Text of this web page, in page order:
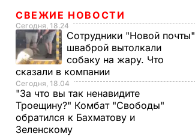
СВЕЖИЕ НОВОСТИ
Сегодня, 18.24
Сотрудники "Новой почты"
шваброй вытолкали
собаку на жару. Что
сказали в компании
Сегодня, 18.04
"За что вы так ненавидите
Троещину?" Комбат "Свободы"
обратился к Бахматову и
Зеленскому